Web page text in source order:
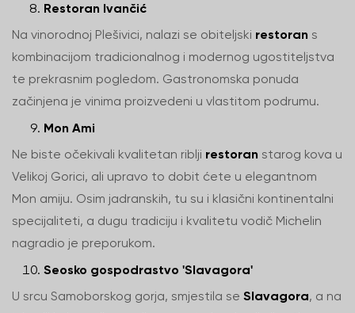
Restoran Ivančić
Na vinorodnoj Plešivici, nalazi se obiteljski restoran s
kombinacijom tradicionalnog i modernog ugostiteljstva
te prekrasnim pogledom. Gastronomska ponuda
začinjena je vinima proizvedeni u vlastitom podrumu.
Mon Ami
Ne biste očekivali kvalitetan riblji restoran starog kova u
Velikoj Gorici, ali upravo to dobit ćete u elegantnom
Mon amiju. Osim jadranskih, tu su i klasični kontinentalni
specijaliteti, a dugu tradiciju i kvalitetu vodič Michelin
nagradio je preporukom.
Seosko gospodrastvo 'Slavagora'
U srcu Samoborskog gorja, smjestila se Slavagora, a na